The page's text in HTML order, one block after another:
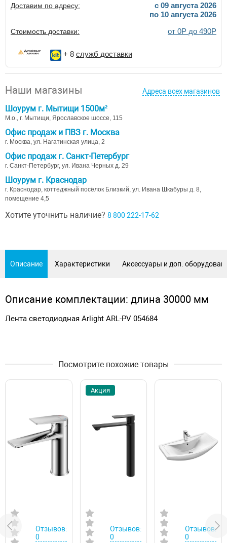
Доставим по адресу:
c 09 августа 2026
по 10 августа 2026
Стоимость доставки: от 0Р до 490Р
+ 8 служб доставки
Наши магазины Адреса всех магазинов
Шоурум г. Мытищи 1500м²
М.о., г. Мытищи, Ярославское шоссе, 115
Офис продаж и ПВЗ г. Москва
г. Москва, ул. Нагатинская улица, 2
Офис продаж г. Санкт-Петербург
г. Санкт-Петербург, ул. Ивана Черных д. 29
Шоурум г. Краснодар
г. Краснодар, коттеджный посёлок Близкий, ул. Ивана Шкабуры д. 8,
помещение 4,5
Хотите уточнить наличие? 8 800 222-17-62
Описание Характеристики Аксессуары и доп.
Описание комплектации: длина 30000 мм
Лента светодиодная Arlight ARL-PV 054684
Посмотрите похожие товары
Отзывов:
0
Акция
Отзывов:
0
Отзывов:
0